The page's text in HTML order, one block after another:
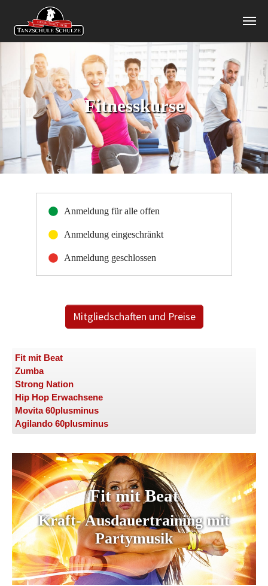
Fitnesskurse
Anmeldung für alle offen
Anmeldung eingeschränkt
Anmeldung geschlossen
Mitgliedschaften und Preise
Fit mit Beat
Zumba
Strong Nation
Hip Hop Erwachsene
Movita 60plusminus
Agilando 60plusminus
Fit mit Beat
Kraft- Ausdauertraining mit
Partymusik